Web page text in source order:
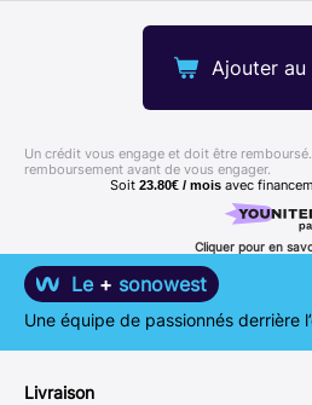
Ajouter au
Soit 23.80€ / mois avec
Cliquer pour en
Un crédit vous engage et doit être
remboursement avant de vous engager.
Le + sonowest
Une équipe de passionnés derrière
Livraison